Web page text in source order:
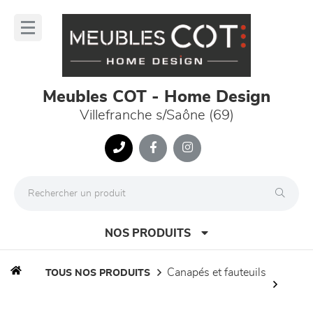
Meubles COT - Home Design
Villefranche s/Saône (69)
NOS PRODUITS
TOUS NOS PRODUITS canapés et fauteuils